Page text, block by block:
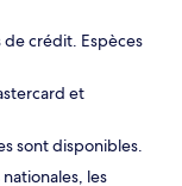
crédit. Espèces
et
sont disponibles.
les